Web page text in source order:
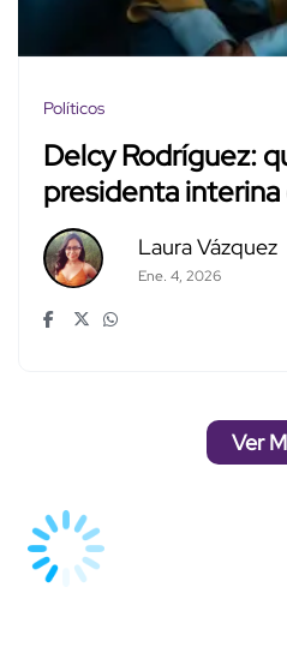
Políticos
Delcy Rodríguez:
presidenta
Laura Vázquez
Ene. 4, 2026
Ver